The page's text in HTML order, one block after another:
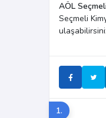
AÖL
Seçmeli
1.